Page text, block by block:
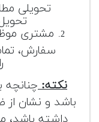
تحویلی
مشتری
سفارش،
نکته:چنانچه
باشد و نشان از